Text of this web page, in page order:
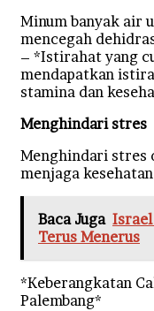
Minum banyak air
mencegah
– *Istirahat yang
mendapatkan
stamina dan
Menghindari stres
Menghindari stres
menjaga
Baca Juga Israel
Terus Menerus
*Keberangkatan
Palembang*